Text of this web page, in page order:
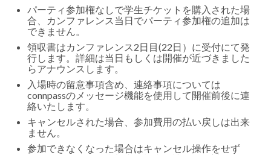
パーティ参加権なしで学生チケットを購入された場
合、カンファレンス当日でパーティ参加権の追加は
できません。
領収書はカンファレンス2日目(22日）に受付にて発
行します。詳細は当日もしくは開催が近づきました
らアナウンスします。
入場時の留意事項含め、連絡事項については
connpassのメッセージ機能を使用して開催前後に連
絡いたします。
キャンセルされた場合、参加費用の払い戻しは出来
ません。
参加できなくなった場合はキャンセル操作をせず